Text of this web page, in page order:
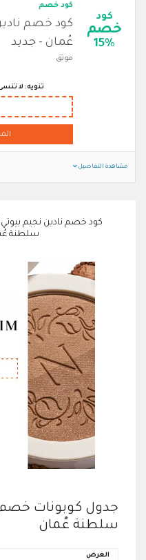
كود
خصم
15%
كود خصم
كود خصم
عُمان - جديد
موثق
تنويه: لا
مشاهدة التفاصيل
كود خصم نادين نجيم
سلطنة عُمان
جدول كوبونات خصم
سلطنة عُمان
العرض